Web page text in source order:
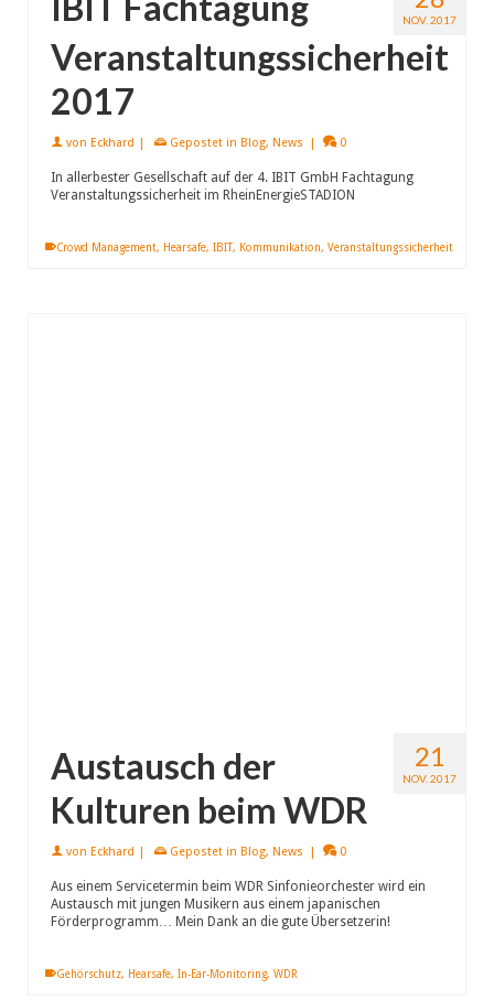
NOV. 2017
Veranstaltungssicherheit
2017
von Eckhard | Gepostet in Blog, News | 0
In allerbester Gesellschaft auf der 4. IBIT GmbH Fachtagung
Veranstaltungssicherheit im RheinEnergieSTADION
Crowd Management, Hearsafe, IBIT, Kommunikation, Veranstaltungssicherheit
21
NOV. 2017
Austausch der
Kulturen beim WDR
von Eckhard | Gepostet in Blog, News | 0
Aus einem Servicetermin beim WDR Sinfonieorchester wird ein
Austausch mit jungen Musikern aus einem japanischen
Förderprogramm… Mein Dank an die gute Übersetzerin!
Gehörschutz, Hearsafe, In-Ear-Monitoring, WDR